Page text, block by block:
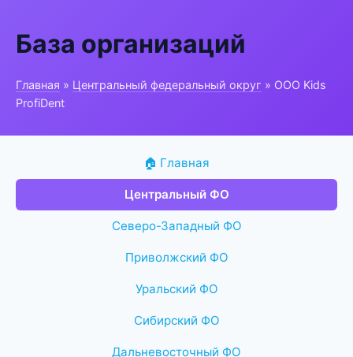
База организаций
Главная » Центральный федеральный округ » ООО Kids
ProfiDent
🏠 Главная
Центральный ФО
Северо-Западный ФО
Приволжский ФО
Уральский ФО
Сибирский ФО
Дальневосточный ФО